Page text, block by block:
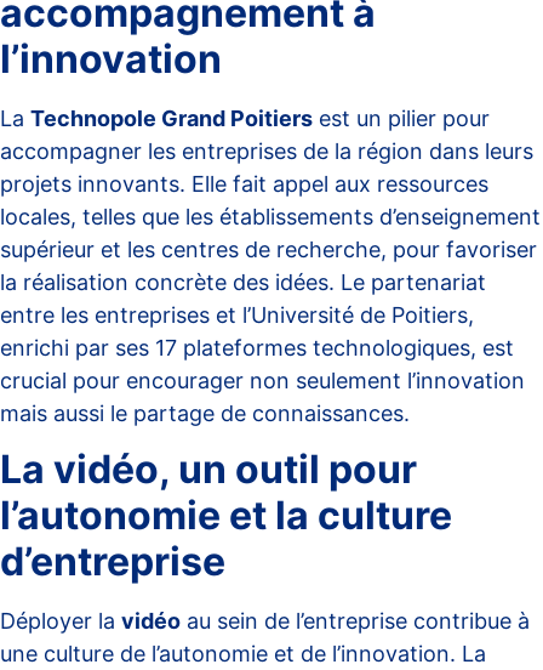
accompagnement à
l’innovation
La Technopole Grand Poitiers est un pilier pour
accompagner les entreprises de la région dans leurs
projets innovants. Elle fait appel aux ressources
locales, telles que les établissements d’enseignement
supérieur et les centres de recherche, pour favoriser
la réalisation concrète des idées. Le partenariat
entre les entreprises et l’Université de Poitiers,
enrichi par ses 17 plateformes technologiques, est
crucial pour encourager non seulement l’innovation
mais aussi le partage de connaissances.
La vidéo, un outil pour
l’autonomie et la culture
d’entreprise
Déployer la vidéo au sein de l’entreprise contribue à
une culture de l’autonomie et de l’innovation. La